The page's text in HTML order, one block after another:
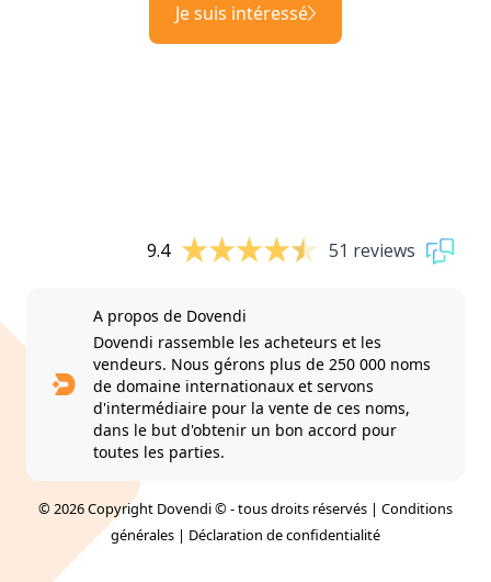
Je suis intéressé
9.4 51 reviews
A propos de Dovendi
Dovendi rassemble les acheteurs et les
vendeurs. Nous gérons plus de 250 000 noms
de domaine internationaux et servons
d'intermédiaire pour la vente de ces noms,
dans le but d'obtenir un bon accord pour
toutes les parties.
© 2026 Copyright Dovendi © - tous droits réservés | Conditions
générales | Déclaration de confidentialité